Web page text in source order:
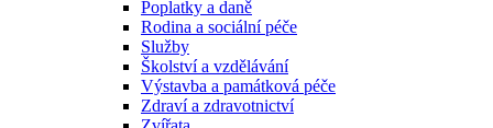
Poplatky a daně
Rodina a sociální péče
Služby
Školství a vzdělávání
Výstavba a památková péče
Zdraví a zdravotnictví